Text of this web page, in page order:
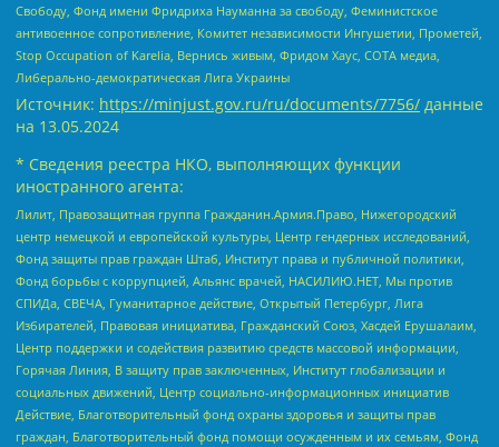
Свободу, Фонд имени Фридриха Науманна за свободу, Феминистское
антивоенное сопротивление, Комитет независимости Ингушетии, Прометей,
Stop Occupation of Karelia, Вернись живым, Фридом Хаус, СОТА медиа,
Либерально-демократическая Лига Украины
Источник: https://minjust.gov.ru/ru/documents/7756/ данные
на 13.05.2024
* Сведения реестра НКО, выполняющих функции
иностранного агента:
Лилит, Правозащитная группа Гражданин.Армия.Право, Нижегородский
центр немецкой и европейской культуры, Центр гендерных исследований,
Фонд защиты прав граждан Штаб, Институт права и публичной политики,
Фонд борьбы с коррупцией, Альянс врачей, НАСИЛИЮ.НЕТ, Мы против
СПИДа, СВЕЧА, Гуманитарное действие, Открытый Петербург, Лига
Избирателей, Правовая инициатива, Гражданский Союз, Хасдей Ерушалаим,
Центр поддержки и содействия развитию средств массовой информации,
Горячая Линия, В защиту прав заключенных, Институт глобализации и
социальных движений, Центр социально-информационных инициатив
Действие, Благотворительный фонд охраны здоровья и защиты прав
граждан, Благотворительный фонд помощи осужденным и их семьям, Фонд